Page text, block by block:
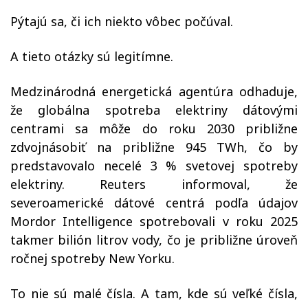
Pýtajú sa, či ich niekto vôbec počúval.
A tieto otázky sú legitímne.
Medzinárodná energetická agentúra odhaduje,
že globálna spotreba elektriny dátovými
centrami sa môže do roku 2030 približne
zdvojnásobiť na približne 945 TWh, čo by
predstavovalo necelé 3 % svetovej spotreby
elektriny. Reuters informoval, že
severoamerické dátové centrá podľa údajov
Mordor Intelligence spotrebovali v roku 2025
takmer bilión litrov vody, čo je približne úroveň
ročnej spotreby New Yorku.
To nie sú malé čísla. A tam, kde sú veľké čísla,